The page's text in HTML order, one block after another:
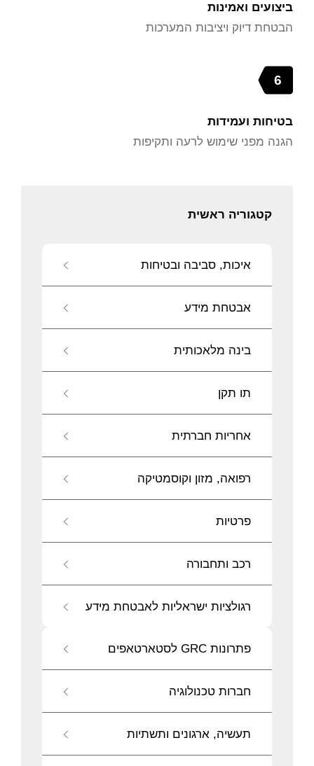
ביצועים ואמינות
הבטחת דיוק ויציבות המערכות
6
בטיחות ועמידות
הגנה מפני שימוש לרעה ותקיפות
קטגוריה ראשית
איכות, סביבה ובטיחות
אבטחת מידע
בינה מלאכותית
תו תקן
אחריות חברתית
רפואה, מזון וקוסמטיקה
פרטיות
רכב ותחבורה
רגולציות ישראליות לאבטחת מידע
פתרונות GRC לסטארטאפים
חברות טכנולוגיה
תעשיה, ארגונים ותשתיות